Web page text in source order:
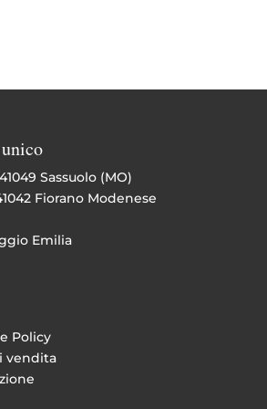
Sassuolo (MO)
Fiorano Modenese
Emilia
Policy
vendita